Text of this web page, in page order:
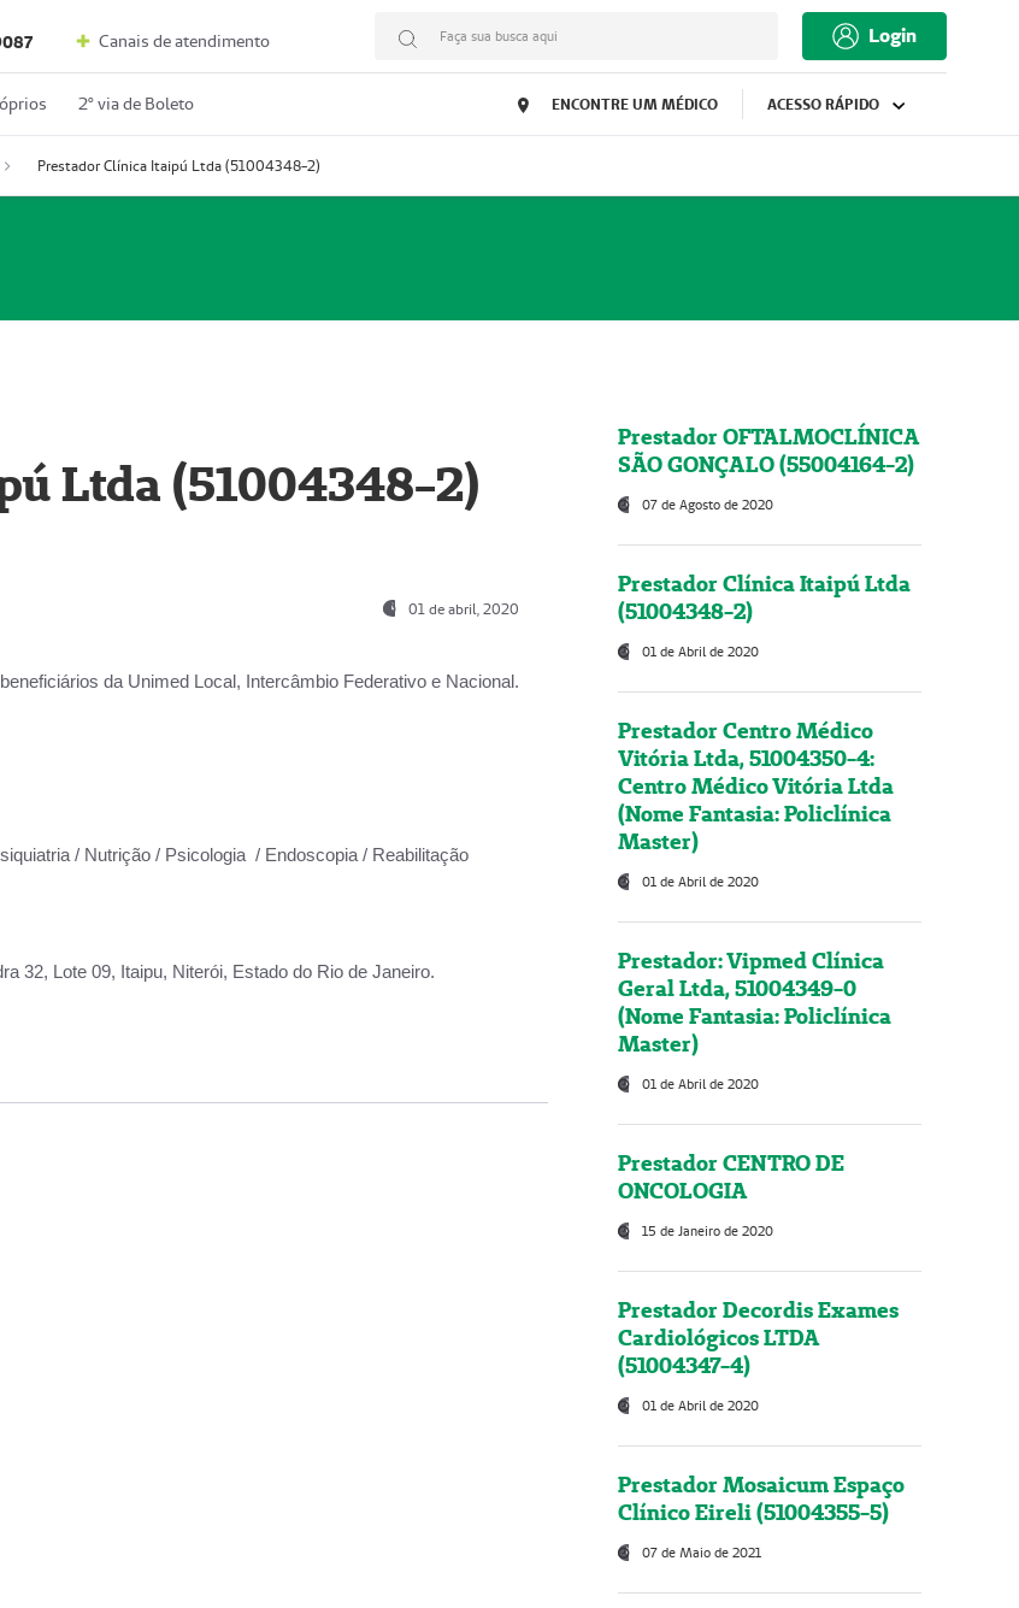
Canais de atendimento Faça sua busca aqui Login
2º via de Boleto ENCONTRE UM MÉDICO ACESSO RÁPIDO
Prestador Clínica Itaipú Ltda (51004348-2)
Ltda (51004348-2)
01 de abril, 2020
da Unimed Local, Intercâmbio Federativo e Nacional.
/ Nutrição / Psicologia / Endoscopia / Reabilitação
32, Lote 09, Itaipu, Niterói, Estado do Rio de Janeiro.
Prestador OFTALMOCLÍNICA
SÃO GONÇALO (55004164-2)
07 de Agosto de 2020
Prestador Clínica Itaipú Ltda
(51004348-2)
01 de Abril de 2020
Prestador Centro Médico
Vitória Ltda, 51004350-4:
Centro Médico Vitória Ltda
(Nome Fantasia: Policlínica
Master)
01 de Abril de 2020
Prestador: Vipmed Clínica
Geral Ltda, 51004349-0
(Nome Fantasia: Policlínica
Master)
01 de Abril de 2020
Prestador CENTRO DE
ONCOLOGIA
15 de Janeiro de 2020
Prestador Decordis Exames
Cardiológicos LTDA
(51004347-4)
01 de Abril de 2020
Prestador Mosaicum Espaço
Clínico Eireli (51004355-5)
07 de Maio de 2021